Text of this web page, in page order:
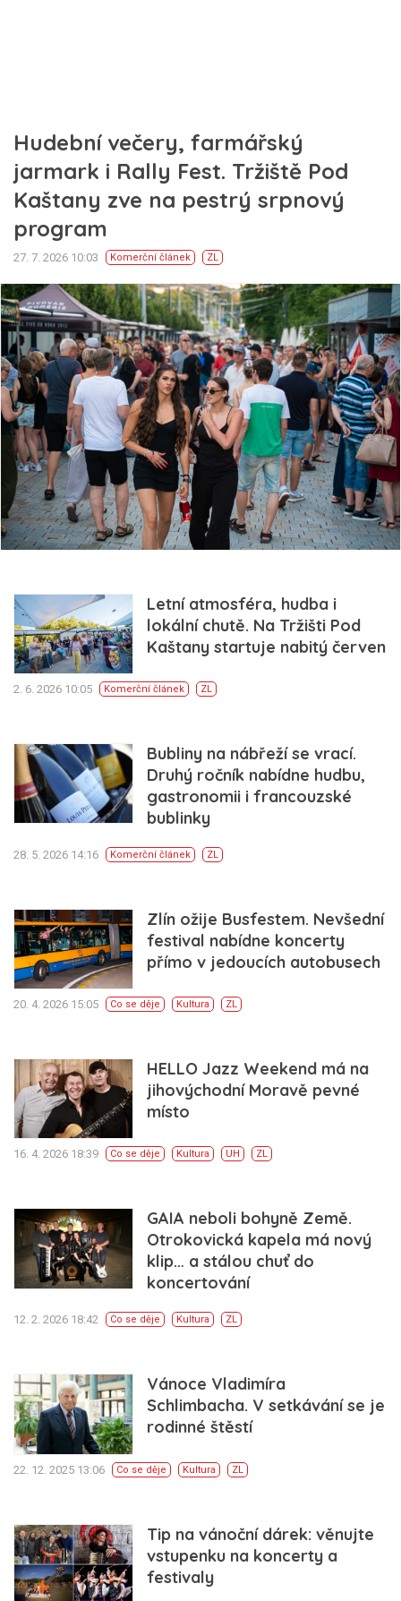
Hudební večery, farmářský
jarmark i Rally Fest. Tržiště Pod
Kaštany zve na pestrý srpnový
program
27. 7. 2026 10:03 Komerční článek ZL
Letní atmosféra, hudba i
lokální chutě. Na Tržišti Pod
Kaštany startuje nabitý červen
2. 6. 2026 10:05 Komerční článek ZL
Bubliny na nábřeží se vrací.
Druhý ročník nabídne hudbu,
gastronomii i francouzské
bublinky
28. 5. 2026 14:16 Komerční článek ZL
Zlín ožije Busfestem. Nevšední
festival nabídne koncerty
přímo v jedoucích autobusech
20. 4. 2026 15:05 Co se děje Kultura ZL
HELLO Jazz Weekend má na
jihovýchodní Moravě pevné
místo
16. 4. 2026 18:39 Co se děje Kultura UH ZL
GAIA neboli bohyně Země.
Otrokovická kapela má nový
klip… a stálou chuť do
koncertování
12. 2. 2026 18:42 Co se děje Kultura ZL
Vánoce Vladimíra
Schlimbacha. V setkávání se je
rodinné štěstí
22. 12. 2025 13:06 Co se děje Kultura ZL
Tip na vánoční dárek: věnujte
vstupenku na koncerty a
festivaly